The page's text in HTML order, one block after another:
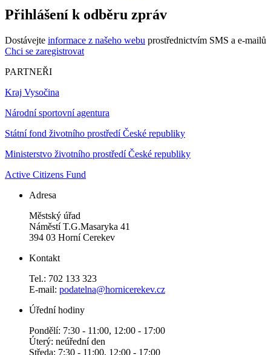
Přihlášení k odběru zpráv
Dostávejte informace z našeho webu prostřednictvím SMS a e-mailů
Chci se zaregistrovat
PARTNEŘI
Kraj Vysočina
Národní sportovní agentura
Státní fond životního prostředí České republiky
Ministerstvo životního prostředí České republiky
Active Citizens Fund
Adresa
Městský úřad
Náměstí T.G.Masaryka 41
394 03 Horní Cerekev
Kontakt
Tel.: 702 133 323
E-mail: podatelna@hornicerekev.cz
Úřední hodiny
Pondělí: 7:30 - 11:00, 12:00 - 17:00
Úterý: neúřední den
Středa: 7:30 - 11:00, 12:00 - 17:00